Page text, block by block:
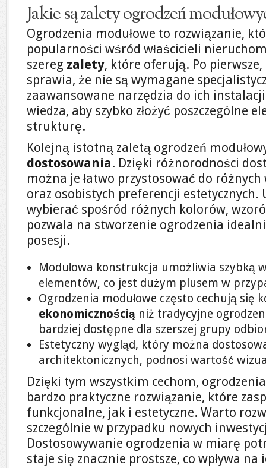
Jakie są zalety ogrodzeń
Ogrodzenia modułowe to rozwiązanie,
popularności wśród właścicieli
szereg zalety, które oferują. Po
sprawia, że nie są wymagane
zaawansowane narzędzia do ich
wiedza, aby szybko złożyć poszczególne
strukturę.
Kolejną istotną zaletą ogrodzeń
dostosowania. Dzięki różnorodności
można je łatwo przystosować do
oraz osobistych preferencji estetycznych.
wybierać spośród różnych kolorów,
pozwala na stworzenie ogrodzenia
posesji.
Modułowa konstrukcja umożliwia szybką
elementów, co jest dużym plusem w
Ogrodzenia modułowe często cechują się
ekonomicznością niż tradycyjne
bardziej dostępne dla szerszej grupy
Estetyczny wygląd, który można
architektonicznych, podnosi wartość
Dzięki tym wszystkim cechom,
bardzo praktyczne rozwiązanie, które
funkcjonalne, jak i estetyczne. Warto
szczególnie w przypadku nowych
Dostosowywanie ogrodzenia w miarę
staje się znacznie prostsze, co wpływa